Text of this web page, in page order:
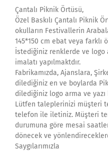
Çantalı Piknik Örtüsü,
Özel Baskılı Çantalı Piknik
okulların Festivallerin
145*150 cm ebat veya farklı
İstediğiniz renklerde ve logo
imalatı yapılmaktdır.
Fabrikamızda, Ajanslara,
dilediğiniz en ve boylarda
dilediğiniz logo arma ve yazı
Lütfen taleplerinizi müşteri
telefon ile iletiniz. Müşteri
durumuna göre mesai
dönecek ve
Saygılarımızla